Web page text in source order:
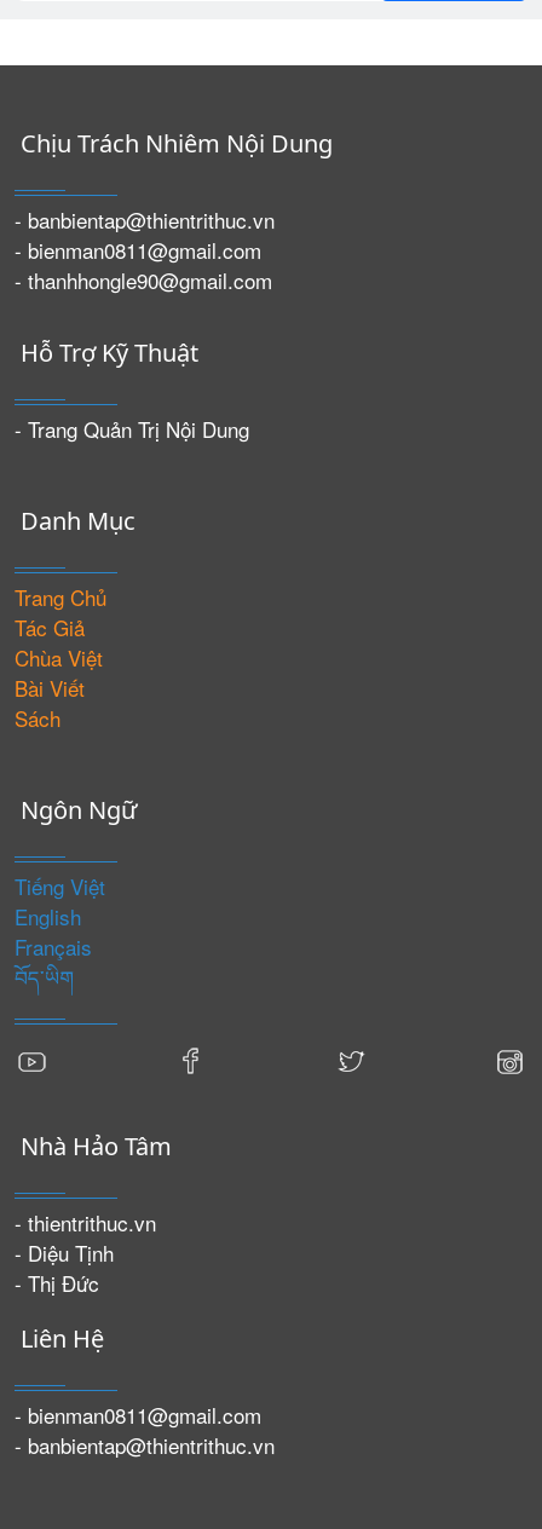
Chịu Trách Nhiêm Nội Dung
- banbientap@thientrithuc.vn
- bienman0811@gmail.com
- thanhhongle90@gmail.com
Hỗ Trợ Kỹ Thuật
- Trang Quản Trị Nội Dung
Danh Mục
Trang Chủ
Tác Giả
Chùa Việt
Bài Viết
Sách
Ngôn Ngữ
Tiếng Việt
English
Français
བོད་ཡིག
Nhà Hảo Tâm
- thientrithuc.vn
- Diệu Tịnh
- Thị Đức
Liên Hệ
- bienman0811@gmail.com
- banbientap@thientrithuc.vn